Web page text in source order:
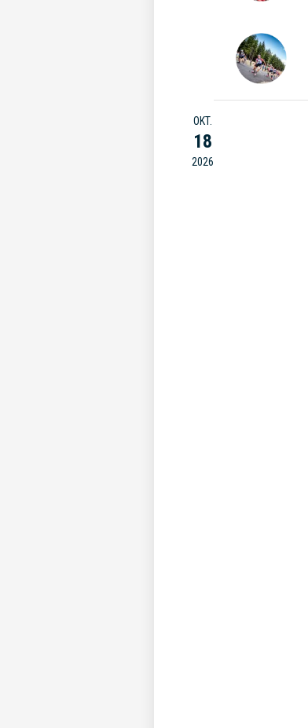
OKT.
18
2026